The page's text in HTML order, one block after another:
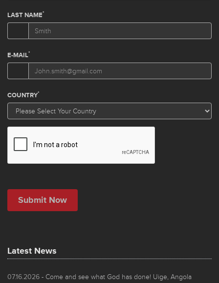
Latest News
07.16.2026 - Come and see what God has done! Uige, Angola